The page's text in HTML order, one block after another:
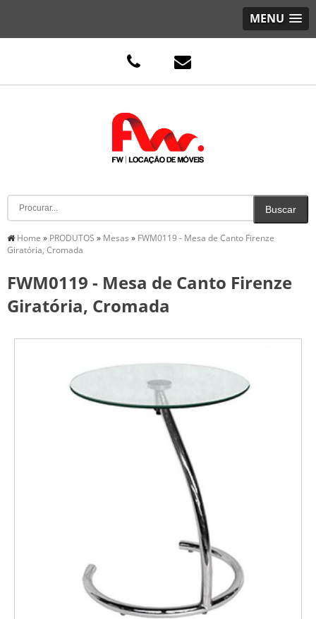
MENU
Home » PRODUTOS » Mesas » FWM0119 - Mesa de Canto Firenze
Giratória, Cromada
FWM0119 - Mesa de Canto Firenze
Giratória, Cromada